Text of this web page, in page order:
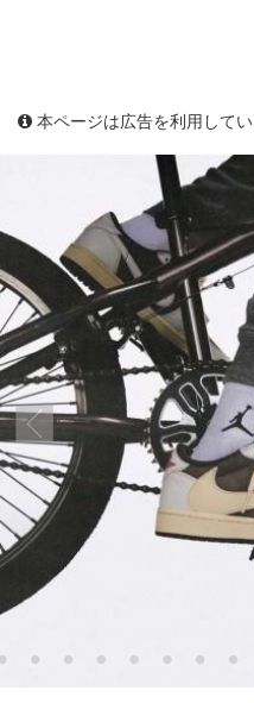
本ページは広告を利用して